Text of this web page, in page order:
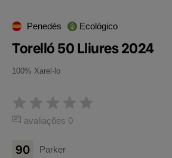
Penedés Ecológico
Torelló 50 Lliures 2024
100% Xarel·lo
avaliações 0
90 Parker